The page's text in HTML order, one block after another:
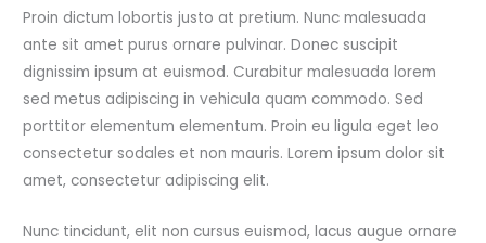
Proin dictum lobortis justo at pretium. Nunc malesuada
ante sit amet purus ornare pulvinar. Donec suscipit
dignissim ipsum at euismod. Curabitur malesuada lorem
sed metus adipiscing in vehicula quam commodo. Sed
porttitor elementum elementum. Proin eu ligula eget leo
consectetur sodales et non mauris. Lorem ipsum dolor sit
amet, consectetur adipiscing elit.
Nunc tincidunt, elit non cursus euismod, lacus augue ornare